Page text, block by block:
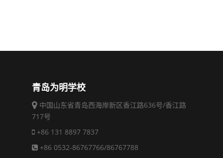
青岛为明学校
中国山东省青岛西海岸新区香江路636号/香江路
717号
+86 131 8897 7837
+86 0532-86767766/86767788